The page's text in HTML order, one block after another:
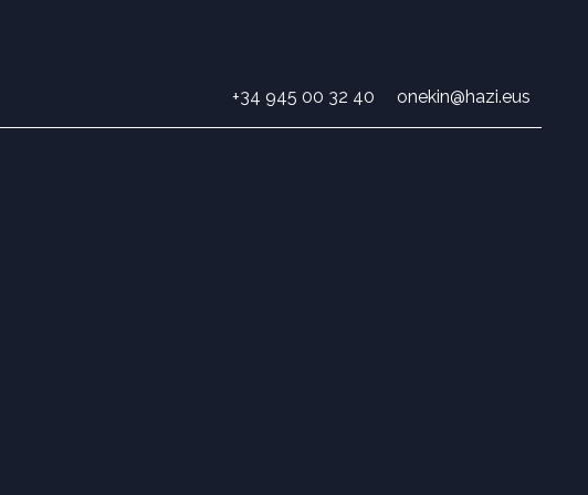
+34 945 00 32 40 onekin@hazi.eus